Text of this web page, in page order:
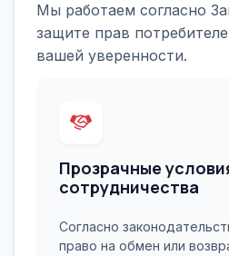
Мы работаем согласно
защите прав
вашей уверенности.
Прозрачные
сотрудничества
Согласно
право на обмен или